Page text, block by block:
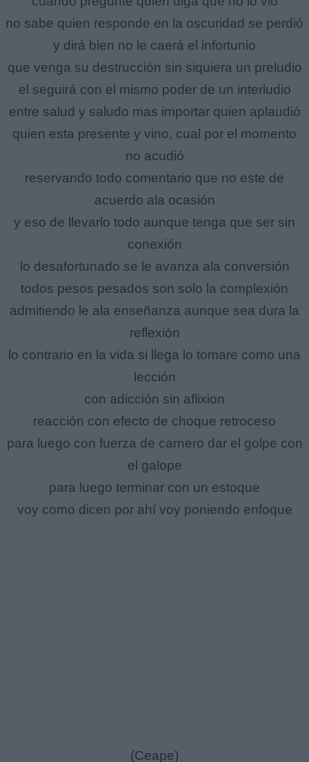
no sabe quien responde en la oscuridad se perdió
y dirá bien no le caerá el infortunio
que venga su destrucción sin siquiera un preludio
el seguirá con el mismo poder de un interludio
entre salud y saludo mas importar quien aplaudió
quien esta presente y vino, cual por el momento
no acudió
reservando todo comentario que no este de
acuerdo ala ocasión
y eso de llevarlo todo aunque tenga que ser sin
conexión
lo desafortunado se le avanza ala conversión
todos pesos pesados son solo la complexión
admitiendo le ala enseñanza aunque sea dura la
reflexión
lo contrario en la vida si llega lo tomare como una
lección
con adicción sin aflixion
reacción con efecto de choque retroceso
para luego con fuerza de carnero dar el golpe con
el galope
para luego terminar con un estoque
voy como dicen por ahí voy poniendo enfoque
(Ceape)